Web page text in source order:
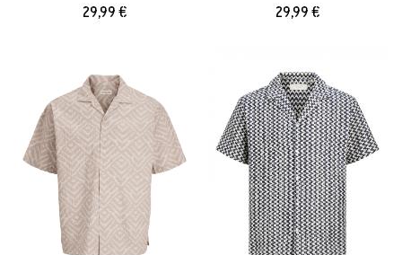
29,99 € 29,99 €